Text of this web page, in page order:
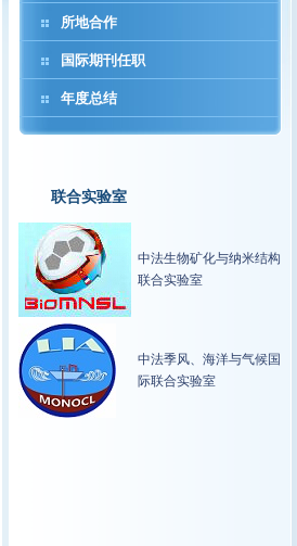
所地合作
国际期刊任职
年度总结
联合实验室
中法生物矿化与纳米结构
联合实验室
中法季风、海洋与气候国
际联合实验室